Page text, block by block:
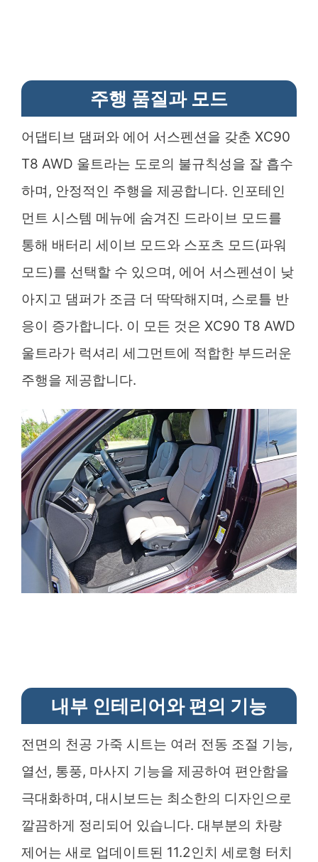
주행 품질과 모드
어댑티브 댐퍼와 에어 서스펜션을 갖춘 XC90
T8 AWD 울트라는 도로의 불규칙성을 잘 흡수
하며, 안정적인 주행을 제공합니다. 인포테인
먼트 시스템 메뉴에 숨겨진 드라이브 모드를
통해 배터리 세이브 모드와 스포츠 모드(파워
모드)를 선택할 수 있으며, 에어 서스펜션이 낮
아지고 댐퍼가 조금 더 딱딱해지며, 스로틀 반
응이 증가합니다. 이 모든 것은 XC90 T8 AWD
울트라가 럭셔리 세그먼트에 적합한 부드러운
주행을 제공합니다.
내부 인테리어와 편의 기능
전면의 천공 가죽 시트는 여러 전동 조절 기능,
열선, 통풍, 마사지 기능을 제공하여 편안함을
극대화하며, 대시보드는 최소한의 디자인으로
깔끔하게 정리되어 있습니다. 대부분의 차량
제어는 새로 업데이트된 11.2인치 세로형 터치